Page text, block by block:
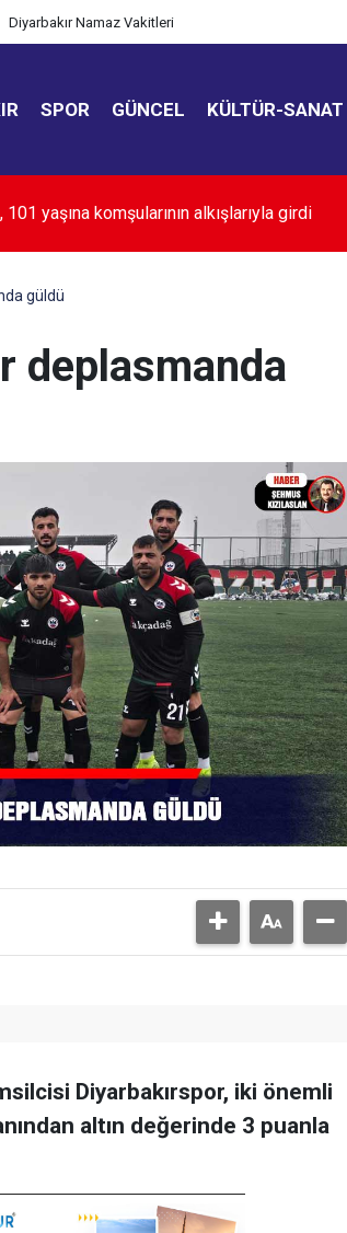
Diyarbakır Namaz Vakitleri
SPOR GÜNCEL KÜLTÜR-SANAT
üretim yapıyor
güldü
deplasmanda
Diyarbakırspor, iki önemli
altın değerinde 3 puanla